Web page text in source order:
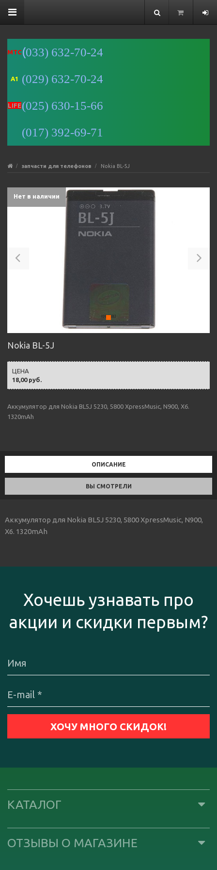
MTC (033) 632-70-24
A1 (029) 632-70-24
LIFE(025) 630-15-66
(017) 392-69-71
запчасти для телефонов Nokia BL-5J
Нет в наличии
Previous
Nokia BL-5J
18,00 руб.
ЦЕНА
Аккумулятор для Nokia BL5J 5230, 5800 XpressMusic, N900, X6.
1320mAh
ОПИСАНИЕ
ВЫ СМОТРЕЛИ
Аккумулятор для Nokia BL5J 5230, 5800 XpressMusic, N900,
X6. 1320mAh
Хочешь узнавать про
акции и скидки первым?
КАТАЛОГ
ОТЗЫВЫ О МАГАЗИНЕ